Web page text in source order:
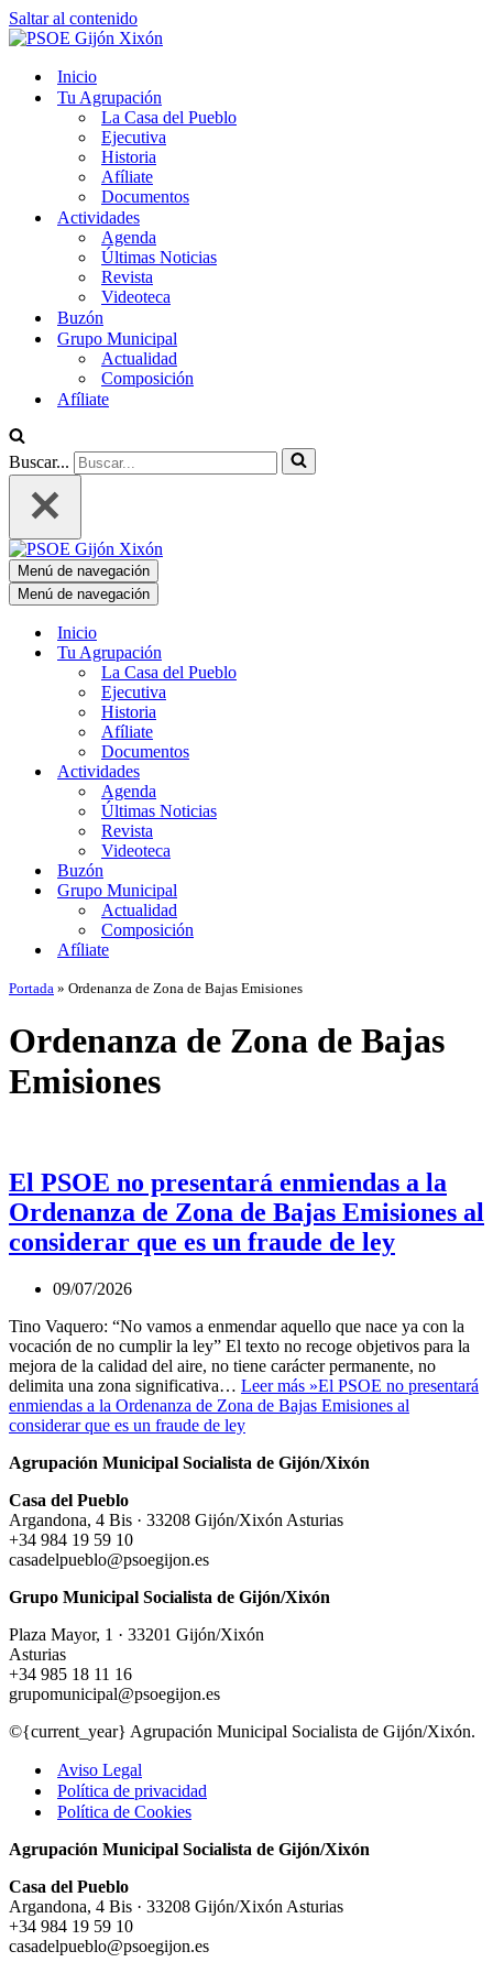
Saltar al contenido
Inicio
Tu Agrupación
La Casa del Pueblo
Ejecutiva
Historia
Afíliate
Documentos
Actividades
Agenda
Últimas Noticias
Revista
Videoteca
Buzón
Grupo Municipal
Actualidad
Composición
Afíliate
Buscar...
Menú de navegación
Menú de navegación
Inicio
Tu Agrupación
La Casa del Pueblo
Ejecutiva
Historia
Afíliate
Documentos
Actividades
Agenda
Últimas Noticias
Revista
Videoteca
Buzón
Grupo Municipal
Actualidad
Composición
Afíliate
Portada » Ordenanza de Zona de Bajas Emisiones
Ordenanza de Zona de Bajas
Emisiones
El PSOE no presentará enmiendas a la
Ordenanza de Zona de Bajas Emisiones al
considerar que es un fraude de ley
09/07/2026
Tino Vaquero: “No vamos a enmendar aquello que nace ya con la
vocación de no cumplir la ley” El texto no recoge objetivos para la
mejora de la calidad del aire, no tiene carácter permanente, no
delimita una zona significativa… Leer más »El PSOE no presentará
enmiendas a la Ordenanza de Zona de Bajas Emisiones al
considerar que es un fraude de ley
Agrupación Municipal Socialista de Gijón/Xixón
Casa del Pueblo
Argandona, 4 Bis · 33208 Gijón/Xixón Asturias
+34 984 19 59 10
casadelpueblo@psoegijon.es
Grupo Municipal Socialista de Gijón/Xixón
Plaza Mayor, 1 · 33201 Gijón/Xixón
Asturias
+34 985 18 11 16
grupomunicipal@psoegijon.es
©{current_year} Agrupación Municipal Socialista de Gijón/Xixón.
Aviso Legal
Política de privacidad
Política de Cookies
Agrupación Municipal Socialista de Gijón/Xixón
Casa del Pueblo
Argandona, 4 Bis · 33208 Gijón/Xixón Asturias
+34 984 19 59 10
casadelpueblo@psoegijon.es